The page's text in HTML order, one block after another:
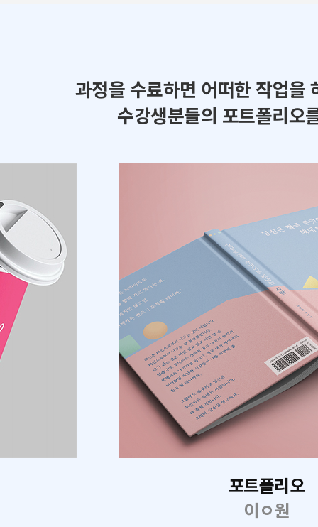
과정을 수료하면 어떠한 작업을
수강생분들의 포트폴리오
포트폴리오
이ㅇ원